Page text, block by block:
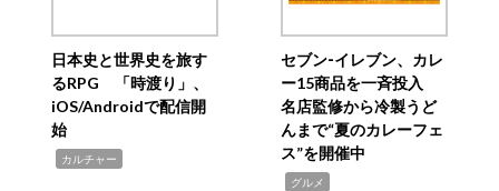
日本史と世界史を旅す
るRPG 「時渡り」、
iOS/Androidで配信開
始
カルチャー
セブン‐イレブン、カレ
ー15商品を一斉投入
名店監修から冷製うど
んまで“夏のカレーフェ
ス”を開催中
グルメ